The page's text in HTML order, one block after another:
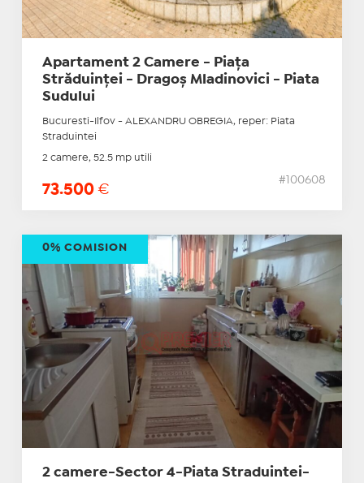
Apartament 2 Camere - Piața
Străduinței - Dragoș Mladinovici - Piata
Sudului
Bucuresti-Ilfov - ALEXANDRU OBREGIA, reper: Piata
Straduintei
2 camere, 52.5 mp utili
73.500 €
#100608
2 camere-Sector 4-Piata Straduintei-
0% COMISION